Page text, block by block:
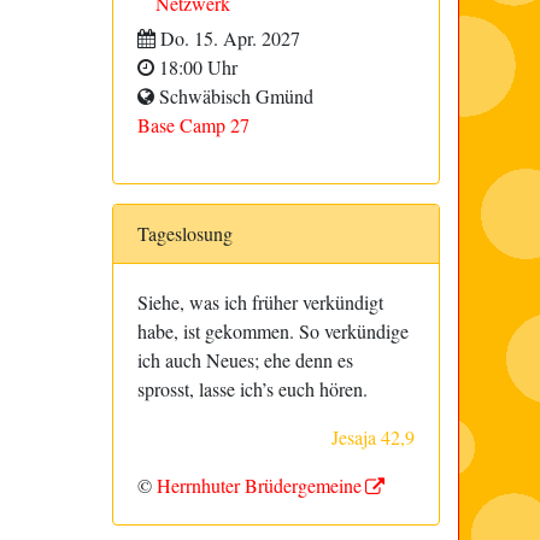
Do. 15. Apr. 2027
18:00 Uhr
Schwäbisch Gmünd
Base Camp 27
Tageslosung
Siehe, was ich früher verkündigt
habe, ist gekommen. So verkündige
ich auch Neues; ehe denn es
sprosst, lasse ich’s euch hören.
Jesaja 42,9
©Herrnhuter Brüdergemeine